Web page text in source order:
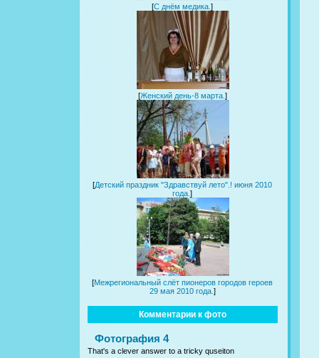
[С днём медика.]
[Женский день-8 марта. ]
[Детский праздник "Здравствуй лето".! июня 2010
года.]
[Межрегиональный слёт пионеров городов героев
29 мая 2010 года. ]
Комментарии к фото
Фотография 4
That's a clever answer to a tricky quseiton